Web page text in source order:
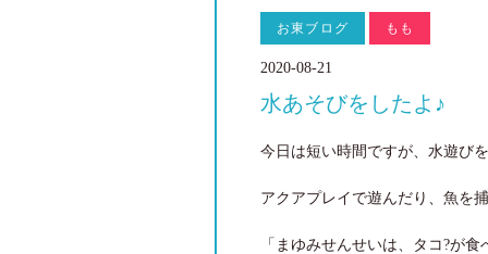
お東ブログ もも
2020-08-21
水あそびをしたよ♪
今日は短い時間ですが、水遊び
アクアプレイで遊んだり、魚を
「まゆみせんせいは、タコ?が食